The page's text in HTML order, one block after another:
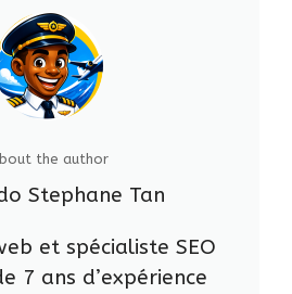
the author
Stephane Tan
et spécialiste SEO
7 ans d’expérience